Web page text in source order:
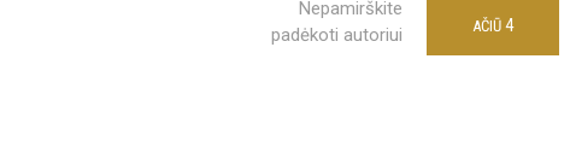
Nepamirškite
padėkoti autoriui
AČIŪ 4